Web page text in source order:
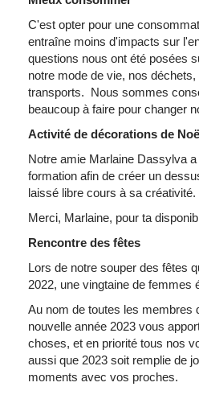
C'est opter pour une
entraîne moins d'impacts sur
questions nous ont été posées
notre mode de vie, nos
transports. Nous sommes
beaucoup à faire pour changer
Activité de décorations de
Notre amie Marlaine Dassylva
formation afin de créer un
laissé libre cours à sa créativité.
Merci, Marlaine, pour ta
Rencontre des fêtes
Lors de notre souper des fêtes
2022, une vingtaine de femmes
Au nom de toutes les membres
nouvelle année 2023 vous
choses, et en priorité tous nos
aussi que 2023 soit remplie de
moments avec vos proches.